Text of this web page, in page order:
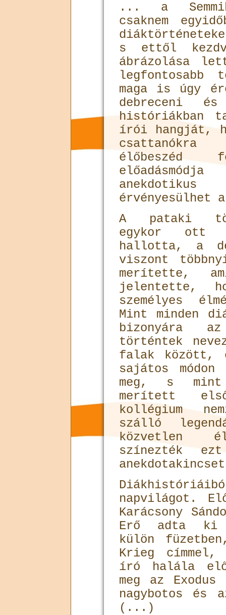
... a
csaknem
s ettől
ábrázolása
legfontosabb
maga is úgy
debreceni
históriákban
írói hangját,
élőbeszéd
érvényesülhet
A pataki
egykor ott
hallotta, a
viszont
merítette,
jelentette,
személyes
Mint minden
bizonyára
történtek
falak között,
sajátos
meg, s
merített
kollégium
szálló
közvetlen
színezték
napvilágot.
Karácsony
Erő adta ki
külön
Krieg címmel,
író halála
meg az
nagybotos és
(...)